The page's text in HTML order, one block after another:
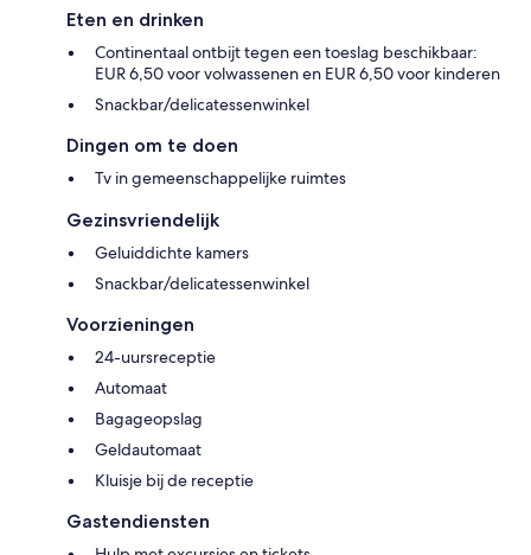
Eten en drinken
Continentaal ontbijt tegen een toeslag beschikbaar:
EUR 6,50 voor volwassenen en EUR 6,50 voor kinderen
Snackbar/delicatessenwinkel
Dingen om te doen
Tv in gemeenschappelijke ruimtes
Gezinsvriendelijk
Geluiddichte kamers
Snackbar/delicatessenwinkel
Voorzieningen
24-uursreceptie
Automaat
Bagageopslag
Geldautomaat
Kluisje bij de receptie
Gastendiensten